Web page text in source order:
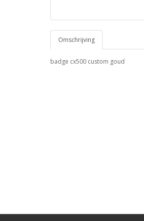
Omschrijving
badge cx500 custom goud